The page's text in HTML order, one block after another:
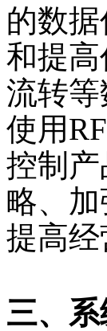
的数
和提
流转
使用
控制
略、
提高经
三、